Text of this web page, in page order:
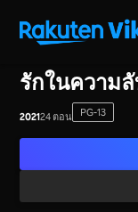
รักในความ
202124 ตอน PG-13